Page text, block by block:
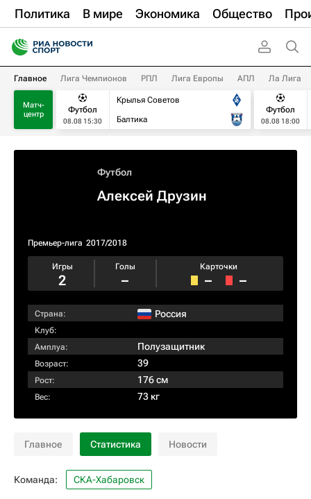
Политика В мире Экономика Общество
Главное Лига Чемпионов РПЛ Лига Европы АПЛ Ла Лига
Матч-
центр
Футбол
08.08 15:30
Крылья Советов
Балтика
Футбол
08.08 18:00
Футбол
Алексей Друзин
Премьер-лига 2017/2018
Игры
2
Голы
–
Карточки
– –
Страна: Россия
Клуб:
Амплуа:
Полузащитник
Возраст: 39
Рост: 176 см
Вес: 73 кг
Главное Статистика Новости
Команда: СКА-Хабаровск